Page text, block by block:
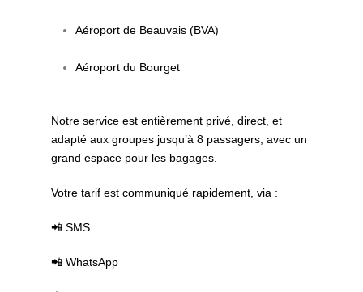
Aéroport de Beauvais (BVA)
Aéroport du Bourget
Notre service est entièrement privé, direct, et
adapté aux groupes jusqu’à 8 passagers, avec un
grand espace pour les bagages.
Votre tarif est communiqué rapidement, via :
📲 SMS
📲 WhatsApp